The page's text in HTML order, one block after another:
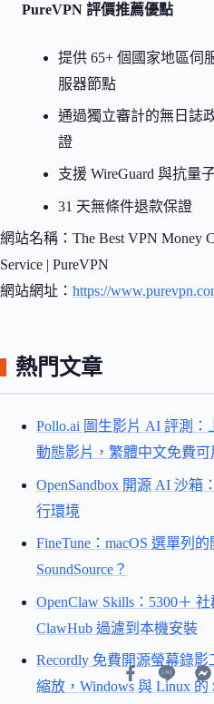
PureVPN 評價推薦優點
提供 65+ 個國家地區伺
服器節點
通過獨立審計的無日誌
證
支援 WireGuard 與抗量
31 天無條件退款保證
網站名稱：The Best VPN Money
Service | PureVPN
網站網址： https://
熱門文章
Pollo.ai 圖生影片 AI 評測
動態影片，繁體中文免費可
OpenSandbox 開源 AI 沙箱
行環境
FineTune：macOS 選單列
SoundSource？
OpenClaw Skills：5300＋
ClawHub 過濾到本機安裝
Recordly 免費開源螢幕錄
縮放，Windows 與 Linux 的